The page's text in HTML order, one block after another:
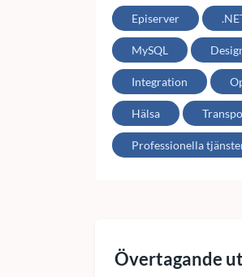
Episerver
MySQL
Integration
Hälsa
Professionella
Övertagande